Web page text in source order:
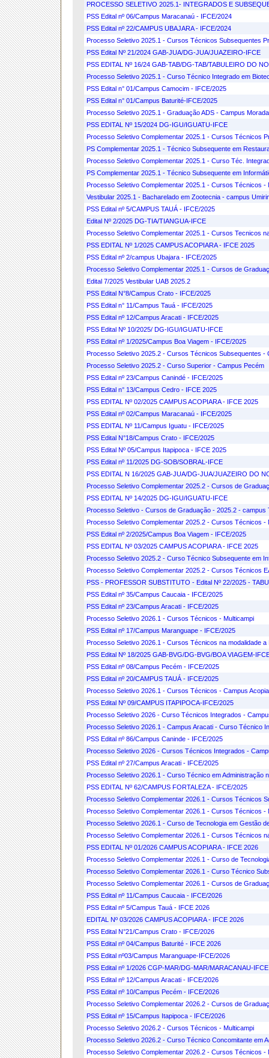
PROCESSO SELETIVO 2025.1- INTEGRADOS E
PSS Edital nº 06/Campus Maracanaú - IFCE/2024
PSS Edital nº 22/CAMPUS UBAJARA - IFCE/2024
Processo Seletivo 2025.1 - Cursos Técnicos Subsequentes
PSS Edital Nº 21/2024 GAB-JUA/DG-JUA/JUAZEIRO-IFCE
PSS EDITAL Nº 16/24 GAB-TAB/DG-TAB/TABULEIRO DO
Processo Seletivo 2025.1 - Curso Técnico Integrado em
PSS Edital n° 01/Campus Camocim - IFCE/2025
PSS Edital n° 01/Campus Baturité-IFCE/2025
Processo Seletivo 2025.1 - Graduação ADS - Campus
PSS EDITAL Nº 15/2024 DG-IGU/IGUATU-IFCE
Processo Seletivo Complementar 2025.1 - Cursos Técnicos
PS Complementar 2025.1 - Técnico Subsequente em
Processo Seletivo Complementar 2025.1 - Curso Téc.
PS Complementar 2025.1 - Técnico Subsequente em
Processo Seletivo Complementar 2025.1 - Cursos Técnicos -
Vestibular 2025.1 - Bacharelado em Zootecnia - campus
PSS Edital nº 5/CAMPUS TAUÁ - IFCE/2025
Edital Nº 2/2025 DG-TIA/TIANGUA-IFCE
Processo Seletivo Complementar 2025.1 - Cursos Tecnicos
PSS EDITAL Nº 1/2025 CAMPUS ACOPIARA - IFCE 2025
PSS Edital nº 2/campus Ubajara - IFCE/2025
Processo Seletivo Complementar 2025.1 - Cursos de
Edital 7/2025 Vestibular UAB 2025.2
PSS Edital N°8/Campus Crato - IFCE/2025
PSS Edital n° 11/Campus Tauá - IFCE/2025
PSS Edital nº 12/Campus Aracati - IFCE/2025
PSS Edital Nº 10/2025/ DG-IGU/IGUATU-IFCE
PSS Edital nº 1/2025/Campus Boa Viagem - IFCE/2025
Processo Seletivo 2025.2 - Cursos Técnicos Subsequentes -
Processo Seletivo 2025.2 - Curso Superior - Campus Pecém
PSS Edital nº 23/Campus Canindé - IFCE/2025
PSS Edital n° 13/Campus Cedro - IFCE 2025
PSS EDITAL Nº 02/2025 CAMPUS ACOPIARA - IFCE 2025
PSS Edital nº 02/Campus Maracanaú - IFCE/2025
PSS EDITAL Nº 11/Campus Iguatu - IFCE/2025
PSS Edital N°18/Campus Crato - IFCE/2025
PSS Edital Nº 05/Campus Itapipoca - IFCE 2025
PSS Edital nº 11/2025 DG-SOB/SOBRAL-IFCE
PSS EDITAL N 16/2025 GAB-JUA/DG-JUA/JUAZEIRO DO
Processo Seletivo Complementar 2025.2 - Cursos de
PSS EDITAL Nº 14/2025 DG-IGU/IGUATU-IFCE
Processo Seletivo - Cursos de Graduação - 2025.2 - campus
Processo Seletivo Complementar 2025.2 - Cursos Técnicos -
PSS Edital nº 2/2025/Campus Boa Viagem - IFCE/2025
PSS EDITAL Nº 03/2025 CAMPUS ACOPIARA - IFCE 2025
Processo Seletivo 2025.2 - Curso Técnico Subsequente em
Processo Seletivo Complementar 2025.2 - Cursos Técnicos
PSS - PROFESSOR SUBSTITUTO - Edital Nº 22/2025 -
PSS Edital nº 35/Campus Caucaia - IFCE/2025
PSS Edital nº 23/Campus Aracati - IFCE/2025
Processo Seletivo 2026.1 - Cursos Técnicos - Multicampi
PSS Edital nº 17/Campus Maranguape - IFCE/2025
Processo Seletivo 2026.1 - Cursos Técnicos na modalidade a
PSS Edital Nº 18/2025 GAB-BVG/DG-BVG/BOA VIAGEM-
PSS Edital nº 08/Campus Pecém - IFCE/2025
PSS Edital nº 20/CAMPUS TAUÁ - IFCE/2025
Processo Seletivo 2026.1 - Cursos Técnicos - Campus
PSS Edital Nº 09/CAMPUS ITAPIPOCA-IFCE/2025
Processo Seletivo 2026 - Curso Técnicos Integrados -
Processo Seletivo 2026.1 - Campus Aracati - Curso Técnico
PSS Edital nº 86/Campus Caninde - IFCE/2025
Processo Seletivo 2026 - Cursos Técnicos Integrados -
PSS Edital nº 27/Campus Aracati - IFCE/2025
Processo Seletivo 2026.1 - Curso Técnico em Administração
PSS EDITAL Nº 62/CAMPUS FORTALEZA - IFCE/2025
Processo Seletivo Complementar 2026.1 - Cursos Técnicos
Processo Seletivo Complementar 2026.1 - Cursos Técnicos -
Processo Seletivo 2026.1 - Curso de Tecnologia em Gestão
Processo Seletivo Complementar 2026.1 - Cursos Técnicos
PSS EDITAL Nº 01/2026 CAMPUS ACOPIARA - IFCE 2026
Processo Seletivo Complementar 2026.1 - Curso de
Processo Seletivo Complementar 2026.1 - Curso Técnico
Processo Seletivo Complementar 2026.1 - Cursos de
PSS Edital nº 11/Campus Caucaia - IFCE/2026
PSS Edital nº 5/Campus Tauá - IFCE 2026
EDITAL Nº 03/2026 CAMPUS ACOPIARA - IFCE 2026
PSS Edital N°21/Campus Crato - IFCE/2026
PSS Edital nº 04/Campus Baturité - IFCE 2026
PSS Edital nº03/Campus Maranguape-IFCE/2026
PSS Edital nº 1/2026 CGP-MAR/DG-MAR/MARACANAU-IFCE
PSS Edital nº 12/Campus Aracati - IFCE/2026
PSS Edital nº 10/Campus Pecém - IFCE/2026
Processo Seletivo Complementar 2026.2 - Cursos de
PSS Edital nº 15/Campus Itapipoca - IFCE/2026
Processo Seletivo 2026.2 - Cursos Técnicos - Multicampi
Processo Seletivo 2026.2 - Curso Técnico Concomitante em
Processo Seletivo Complementar 2026.2 - Cursos Técnicos -